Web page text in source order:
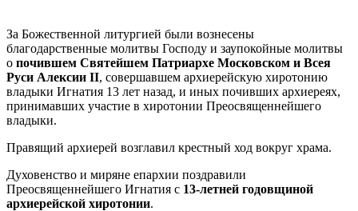
За Божественной литургией были вознесены
благодарственные молитвы Господу и заупокойные молитвы
о почившем Святейшем Патриархе Московском и Всея
Руси Алексии II, совершавшем архиерейскую хиротонию
владыки Игнатия 13 лет назад, и иных почивших архиереях,
принимавших участие в хиротонии Преосвященнейшего
владыки.
Правящий архиерей возглавил крестный ход вокруг храма.
Духовенство и миряне епархии поздравили
Преосвященнейшего Игнатия с 13-летней годовщиной
архиерейской хиротонии.